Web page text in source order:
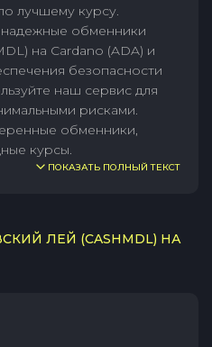
лучшему курсу.
надежные обменники
на Cardano (ADA) и
безопасности
наш сервис для
рисками.
обменники,
курсы.
ПОКАЗАТЬ ПОЛНЫЙ ТЕКСТ
ЛЕЙ (CASHMDL) НА